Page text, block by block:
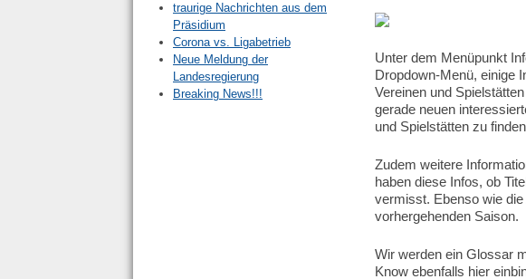
traurige Nachrichten aus dem
Präsidium
Corona vs. Ligabetrieb
Neue Meldung der
Landesregierung
Breaking News!!!
Unter dem Menüpunkt
Dropdown-Menü, einige
Vereinen und
gerade neuen
und Spielstätten zu
Zudem weitere
haben diese Infos, ob
vermisst. Ebenso wie
vorhergehenden Saison.
Wir werden ein Glossar
Know ebenfalls hier